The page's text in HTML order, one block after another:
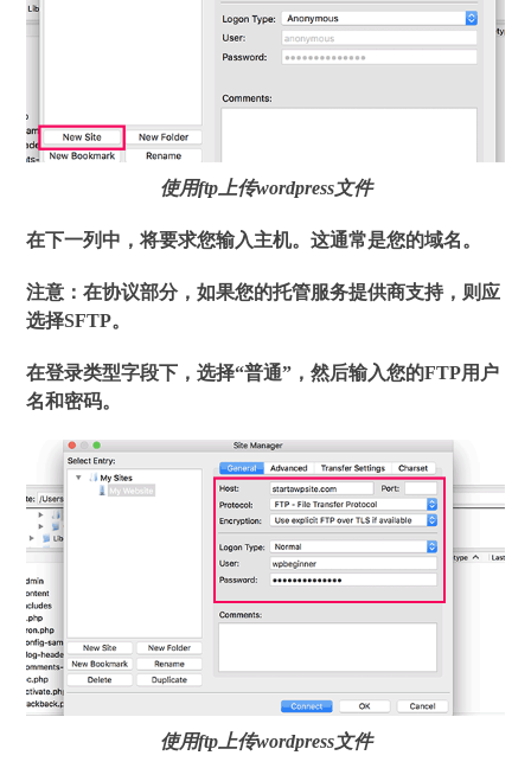
使用ftp上传wordpress文件
在下一列中，将要求您输入主机。这通常是您的域名。
注意：在协议部分，如果您的托管服务提供商支持，则应
选择SFTP。
在登录类型字段下，选择“普通”，然后输入您的FTP用户
名和密码。
使用ftp上传wordpress文件